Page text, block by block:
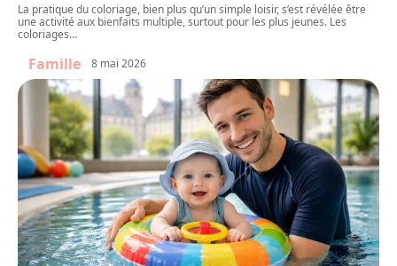
La pratique du coloriage, bien plus qu’un simple loisir, s’est révélée être
une activité aux bienfaits multiple, surtout pour les plus jeunes. Les
coloriages…
Famille 8 mai 2026